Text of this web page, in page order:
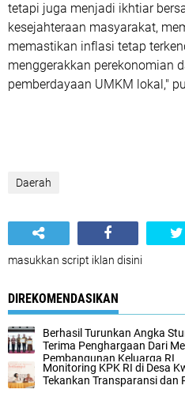
tetapi juga menjadi ikhtiar
kesejahteraan masyarakat,
memastikan inflasi tetap
menggerakkan perekonomian
pemberdayaan UMKM lokal,"
Daerah
masukkan script iklan disini
DIREKOMENDASIKAN
Berhasil Turunkan Angka
Terima Penghargaan Dari
Pembangunan Keluarga RI
Monitoring KPK RI di Desa
Tekankan Transparansi dan